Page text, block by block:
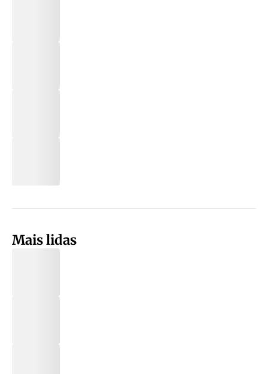
Mais lidas